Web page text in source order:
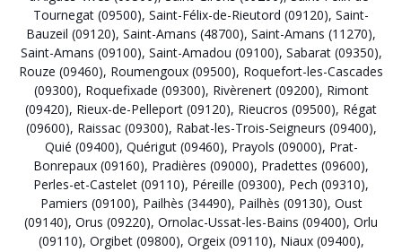
Tournegat (09500), Saint-Félix-de-Rieutord (09120), Saint-
Bauzeil (09120), Saint-Amans (48700), Saint-Amans (11270),
Saint-Amans (09100), Saint-Amadou (09100), Sabarat (09350),
Rouze (09460), Roumengoux (09500), Roquefort-les-Cascades
(09300), Roquefixade (09300), Rivèrenert (09200), Rimont
(09420), Rieux-de-Pelleport (09120), Rieucros (09500), Régat
(09600), Raissac (09300), Rabat-les-Trois-Seigneurs (09400),
Quié (09400), Quérigut (09460), Prayols (09000), Prat-
Bonrepaux (09160), Pradières (09000), Pradettes (09600),
Perles-et-Castelet (09110), Péreille (09300), Pech (09310),
Pamiers (09100), Pailhès (34490), Pailhès (09130), Oust
(09140), Orus (09220), Ornolac-Ussat-les-Bains (09400), Orlu
(09110), Orgibet (09800), Orgeix (09110), Niaux (09400),